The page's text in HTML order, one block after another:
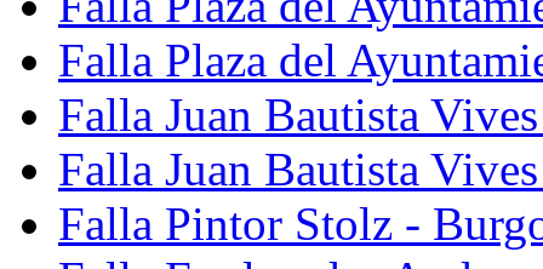
Falla Plaza del
Falla Juan Bautista
Falla Juan Bautista
Falla Pintor Stolz -